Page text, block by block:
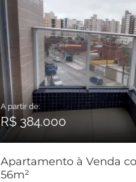
A partir de:
R$ 384.000
Apartamento à Venda
56m²